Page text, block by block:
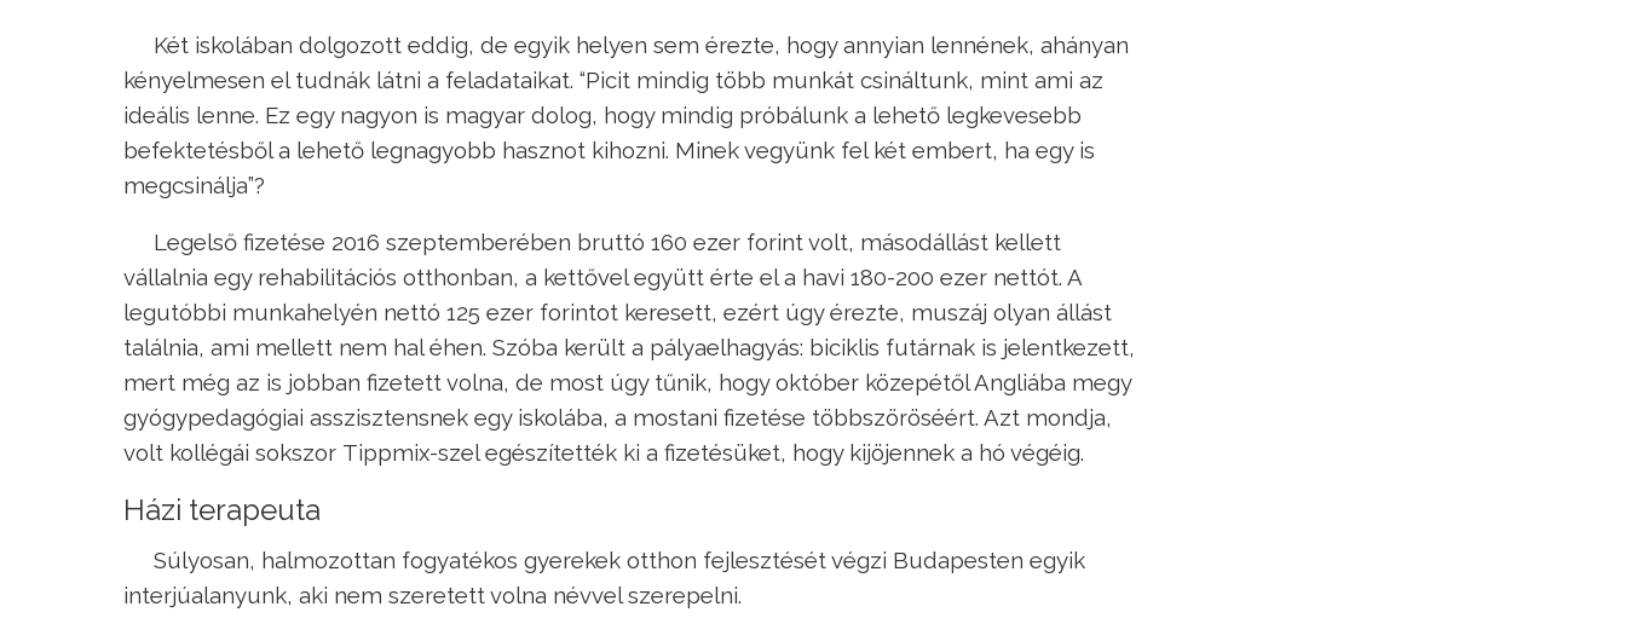
Két iskolában dolgozott eddig, de egyik helyen sem érezte, hogy annyian lennének, ahányan
kényelmesen el tudnák látni a feladataikat. “Picit mindig több munkát csináltunk, mint ami az
ideális lenne. Ez egy nagyon is magyar dolog, hogy mindig próbálunk a lehető legkevesebb
befektetésből a lehető legnagyobb hasznot kihozni. Minek vegyünk fel két embert, ha egy is
megcsinálja”?
Legelső fizetése 2016 szeptemberében bruttó 160 ezer forint volt, másodállást kellett
vállalnia egy rehabilitációs otthonban, a kettővel együtt érte el a havi 180-200 ezer nettót. A
legutóbbi munkahelyén nettó 125 ezer forintot keresett, ezért úgy érezte, muszáj olyan állást
találnia, ami mellett nem hal éhen. Szóba került a pályaelhagyás: biciklis futárnak is jelentkezett,
mert még az is jobban fizetett volna, de most úgy tűnik, hogy október közepétől Angliába megy
gyógypedagógiai asszisztensnek egy iskolába, a mostani fizetése többszöröséért. Azt mondja,
volt kollégái sokszor Tippmix-szel egészítették ki a fizetésüket, hogy kijöjennek a hó végéig.
Házi terapeuta
Súlyosan, halmozottan fogyatékos gyerekek otthon fejlesztését végzi Budapesten egyik
interjúalanyunk, aki nem szeretett volna névvel szerepelni.